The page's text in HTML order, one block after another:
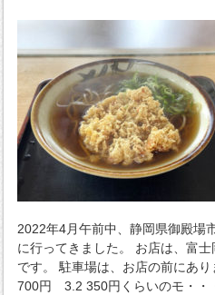
2022年4月午前中、静岡県御殿場
に行ってきました。 お店は、富
です。 駐車場は、お店の前にあ
700円 3.2 350円くらいのモ・・